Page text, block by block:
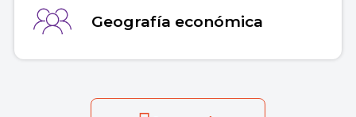
Geografía económica